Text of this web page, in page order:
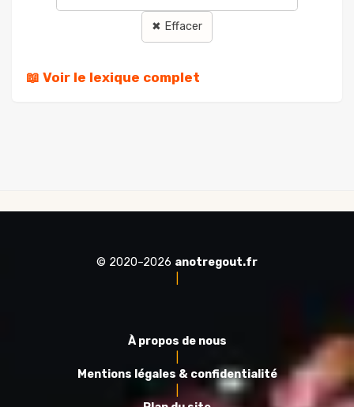
✖ Effacer
📖 Voir le lexique complet
© 2020–2026 anotregout.fr
À propos de nous
Mentions légales & confidentialité